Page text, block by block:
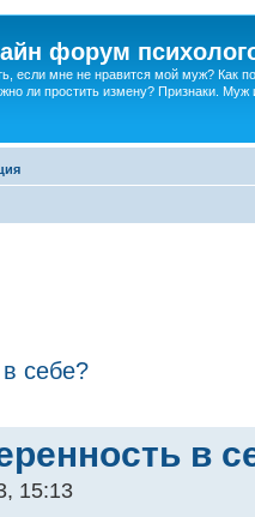
форум
если мне не нравится мой муж? Как
ли простить измену? Признаки. Муж
себе?
в
15:13